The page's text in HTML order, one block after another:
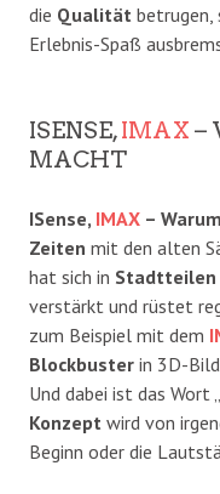
die Qualität betrugen,
Erlebnis-Spaß
ISENSE,IMAX –
ACHT
ISense, IMAX –
Zeiten mit den alten
hat sich in Stadtteilen
verstärkt und rüstet
zum Beispiel mit dem
Blockbuster in 3D-
Und dabei ist das Wort
Konzept wird von
Beginn oder die